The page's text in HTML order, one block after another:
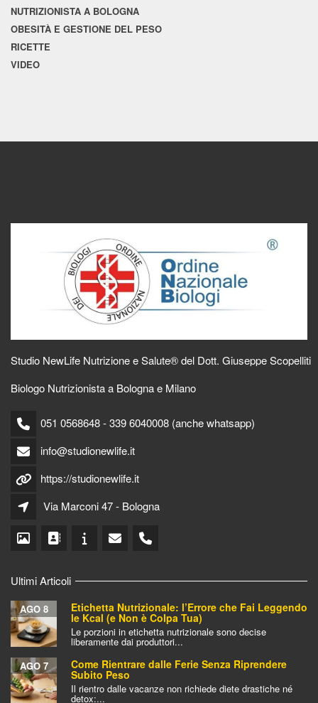
NUTRIZIONISTA A BOLOGNA
OBESITÀ E GESTIONE DEL PESO
RICETTE
VIDEO
Studio NewLife Nutrizione e Salute® del Dott. Giuseppe Scopelliti
Biologo Nutrizionista a Bologna e Milano
051 0568648 - 339 6040008 (anche whatsapp)
info@studionewlife.it
https://studionewlife.it
Via Marconi 47 - Bologna
Ultimi Articoli
Etichetta Nutrizionale: l’Errore che Fai Leggendo
le Kcal (e Non è Colpa Tua)
AGO 8
Le porzioni in etichetta nutrizionale sono decise
liberamente dai produttori...
Come Rientrare dalle Ferie Senza Riprendere
Subito Peso
AGO 7
Il rientro dalle vacanze non richiede diete drastiche né
detox:...